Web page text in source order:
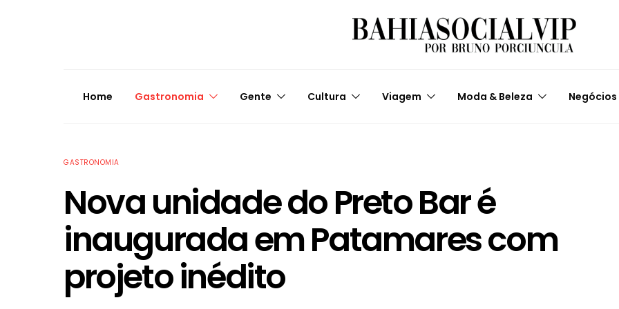
Home Gastronomia Gente Cultura Viagem Moda & Beleza Negócios
GASTRONOMIA
​Nova unidade do Preto Bar é
inaugurada em Patamares com
projeto inédito